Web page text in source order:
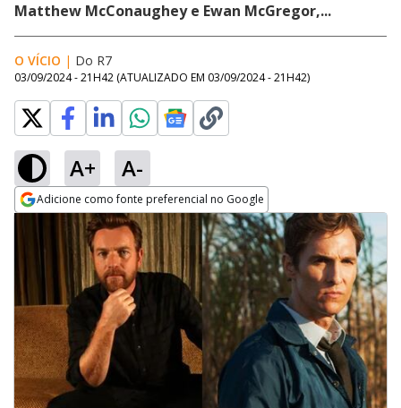
Matthew McConaughey e Ewan McGregor,...
O VÍCIO | Do R7
03/09/2024 - 21H42 (ATUALIZADO EM 03/09/2024 - 21H42)
A+ A-
Adicione como fonte preferencial no Google
Opens in new window